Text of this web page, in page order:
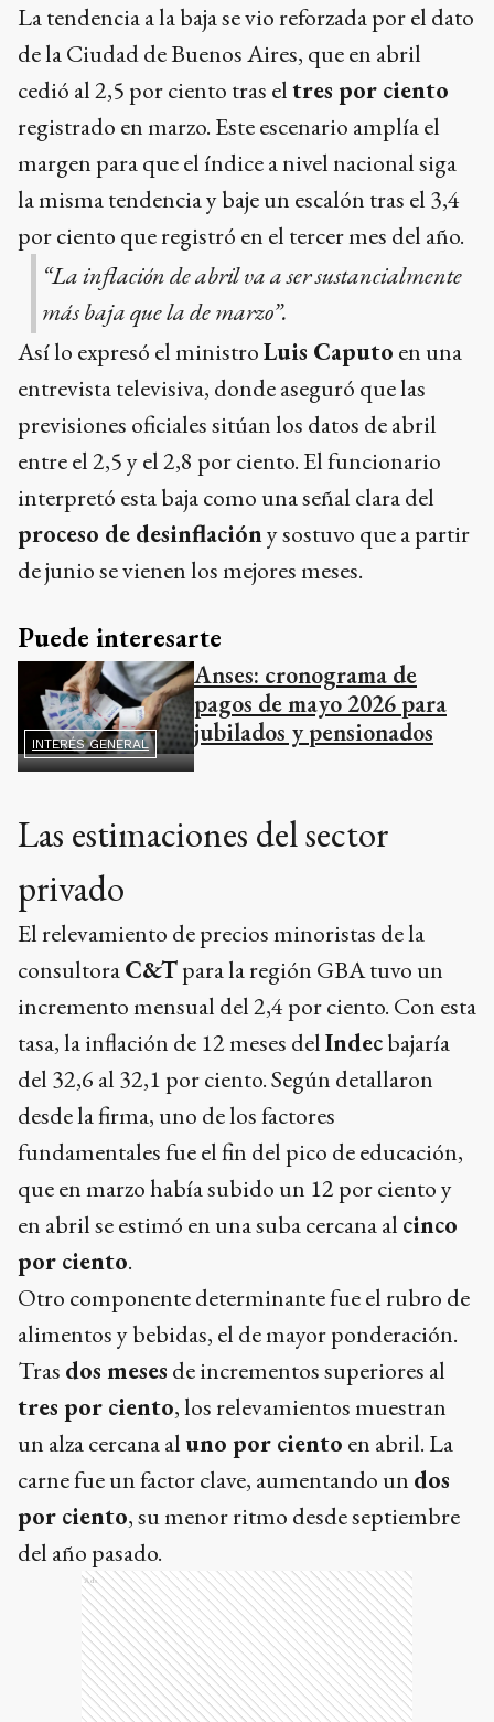
La tendencia a la baja se vio reforzada por el dato
de la Ciudad de Buenos Aires, que en abril
cedió al 2,5 por ciento tras eltres por ciento
registrado en marzo. Este escenario amplía el
margen para que el índice a nivel nacional siga
la misma tendencia y baje un escalón tras el 3,4
por ciento que registró en el tercer mes del año.
“La inflación de abril va a ser sustancialmente
más baja que la de marzo”.
Así lo expresó el ministroLuis Caputo en una
entrevista televisiva, donde aseguró que las
previsiones oficiales sitúan los datos de abril
entre el 2,5 y el 2,8 por ciento. El funcionario
interpretó esta baja como una señal clara del
proceso de desinflacióny sostuvo que a partir
de junio se vienen los mejores meses.
Puede interesarte
INTERÉS GENERAL
Anses: cronograma de
pagos de mayo 2026 para
jubilados y pensionados
Las estimaciones del sector
privado
El relevamiento de precios minoristas de la
consultoraC&Tpara la región GBA tuvo un
incremento mensual del 2,4 por ciento. Con esta
tasa, la inflación de 12 meses delIndecbajaría
del 32,6 al 32,1 por ciento. Según detallaron
desde la firma, uno de los factores
fundamentales fue el fin del pico de educación,
que en marzo había subido un 12 por ciento y
en abril se estimó en una suba cercana al cinco
por ciento.
Otro componente determinante fue el rubro de
alimentos y bebidas, el de mayor ponderación.
Tras dos meses de incrementos superiores al
tres por ciento, los relevamientos muestran
un alza cercana aluno por ciento en abril. La
carne fue un factor clave, aumentando un dos
por ciento, su menor ritmo desde septiembre
del año pasado.
Ads